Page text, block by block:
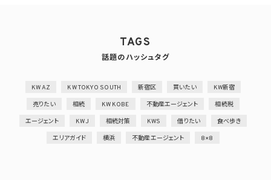
TAGS
話題のハッシュタグ
KW AZ KW TOKYO SOUTH 新宿区 買いたい KW新宿
売りたい 相続 KW KOBE 不動産エージェント 相続税
エージェント KWJ 相続対策 KWS 借りたい 食べ歩き
エリアガイド 横浜 不動産エージェント 8×8